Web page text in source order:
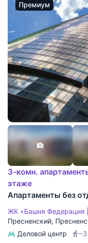
Премиум
3-комн.
этаже
Апартаменты без
ЖК «Башня Федерация |
Пресненский,
Деловой центр